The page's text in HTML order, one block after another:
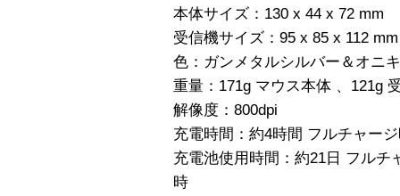
本体サイズ：130 x 44 x 72 mm
受信機サイズ：95 x 85 x 112 mm
色：ガンメタルシルバー＆オニ
重量：171g マウス本体 、121g
解像度：800dpi
充電時間：約4時間 フルチャー
充電池使用時間：約21日 フル
時